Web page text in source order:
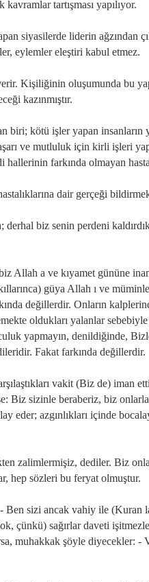
tartışması yapılıyor.
siyasilerde liderin ağzından
eylemler eleştiri kabul etmez.
Kişiliğinin oluşumunda bu
kazınmıştır.
biri; kötü işler yapan insanların
ve mutluluk için kirli işleri
farkında olmayan
dair gerçeği
biz senin perdeni
Allah a ve kıyamet gününe
güya Allah ı ve
değillerdir. Onların
oldukları yalanlar
yapmayın, denildiğinde,
Fakat farkında değillerdir.
vakit (Biz de) iman
Biz sizinle beraberiz, biz
eder; azgınlıkları içinde
zalimlermişiz, dediler. Biz
hep sözleri bu feryat olmuştur.
sizi ancak vahiy ile (Kuran
çünkü) sağırlar daveti
muhakkak şöyle diyecekler: -